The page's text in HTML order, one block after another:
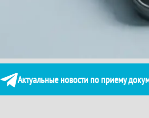
Актуальные новости по приему